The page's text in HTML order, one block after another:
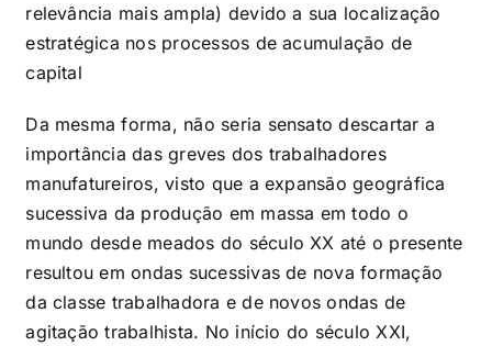
relevância mais ampla) devido a sua localização
estratégica nos processos de acumulação de
capital
Da mesma forma, não seria sensato descartar a
importância das greves dos trabalhadores
manufatureiros, visto que a expansão geográfica
sucessiva da produção em massa em todo o
mundo desde meados do século XX até o presente
resultou em ondas sucessivas de nova formação
da classe trabalhadora e de novos ondas de
agitação trabalhista. No início do século XXI,